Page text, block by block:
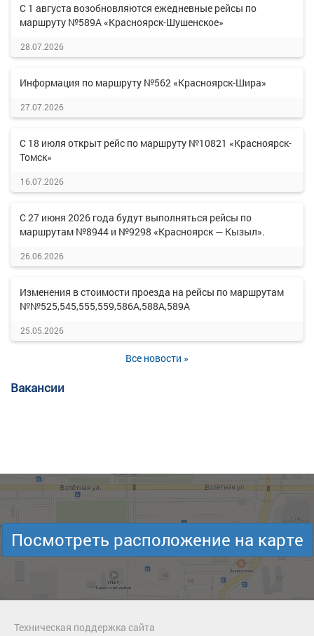
С 1 августа возобновляются ежедневные рейсы по
маршруту №589А «Красноярск-Шушенское»
28.07.2026
Информация по маршруту №562 «Красноярск-Шира»
27.07.2026
С 18 июля открыт рейс по маршруту №10821 «Красноярск-
Томск»
16.07.2026
С 27 июня 2026 года будут выполняться рейсы по
маршрутам №8944 и №9298 «Красноярск — Кызыл».
26.06.2026
Изменения в стоимости проезда на рейсы по маршрутам
№№525,545,555,559,586А,588А,589А
25.05.2026
Все новости »
Вакансии
Посмотреть расположение на карте
Техническая поддержка сайта